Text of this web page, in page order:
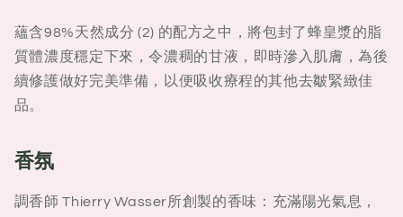
蘊含98%天然成分 (2) 的配方之中，將包封了蜂皇漿的脂
質體濃度穩定下來，令濃稠的甘液，即時滲入肌膚，為後
續修護做好完美準備，以便吸收療程的其他去皺緊緻佳
品。
香氛
調香師 Thierry Wasser所創製的香味：充滿陽光氣息，